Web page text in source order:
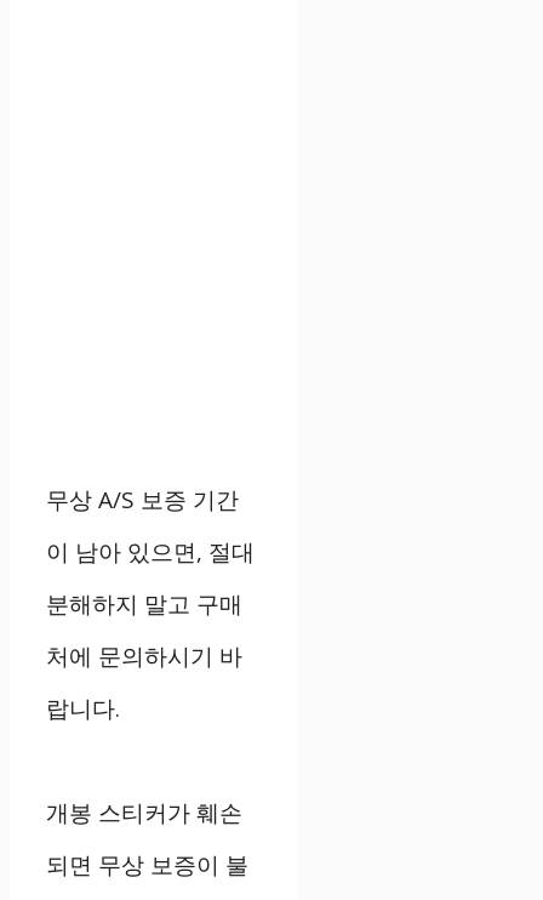
무상 A/S 보증 기간
이 남아 있으면, 절대
분해하지 말고 구매
처에 문의하시기 바
랍니다.
개봉 스티커가 훼손
되면 무상 보증이 불